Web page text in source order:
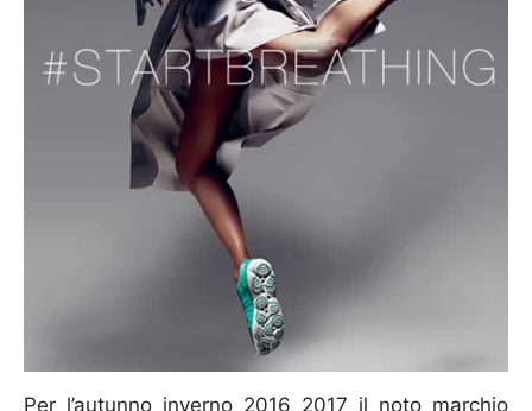
Per l’autunno inverno 2016 2017 il noto marchio